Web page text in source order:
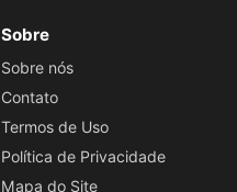
Sobre
Sobre nós
Contato
Termos de Uso
Política de Privacidade
Mapa do Site